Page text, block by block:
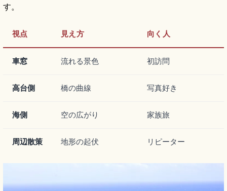
す。
視点 見え方 向く人
車窓 流れる景色 初訪問
高台側 橋の曲線 写真好き
海側 空の広がり 家族旅
周辺散策 地形の起伏 リピーター